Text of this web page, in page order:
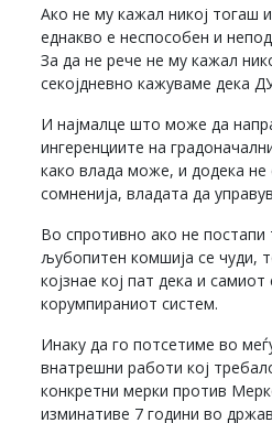
Ако не му кажал никој тогаш
еднакво е неспособен и
За да не рече не му кажал
секојдневно кажуваме дека
И најмалце што може да
ингеренциите на
како влада може, и додека не
сомненија, владата да
Во спротивно ако не постапи
љубопитен комшија се чуди,
којзнае кој пат дека и
корумпираниот систем.
Инаку да го потсетиме во
внатрешни работи кој
конкретни мерки против
изминативе 7 години во